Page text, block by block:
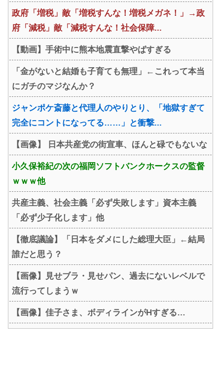
政府「増税」敵「増税すんな！増税メガネ！」→政
府「減税」敵「減税すんな！社会保障...
【動画】手術中に熊本地震直撃やばすぎる
「金がないと結婚も子育ても無理」←これって本当
にガチのマジなんか？
ジャンポケ斎藤と代理人のやりとり、「地獄すぎて
完全にコントになってる……」と衝撃...
【画像】 日本共産党の街宣車、ほんと碌でもないな
小久保裕紀の次の福岡ソフトバンクホークスの監督
ｗｗｗ他
共産主義、社会主義「必ず失敗します」資本主義
「必ず少子化します」他
【徹底議論】「日本をダメにした総理大臣」←結局
誰だと思う？
【画像】見せブラ・見せパン、過去にないレベルで
流行ってしまうｗ
【画像】佳子さま、ボディラインがHすぎる…